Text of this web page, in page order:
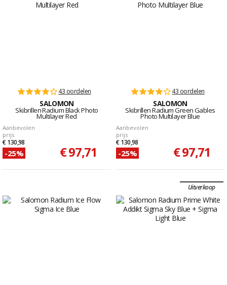
43 oordelen
SALOMON
Skibrillen Radium Black Photo
Multilayer Red
Aanbevolen
prijs
€ 130,98
-25% € 97,71
43 oordelen
SALOMON
Skibrillen Radium Green Gables
Photo Multilayer Blue
Aanbevolen
prijs
€ 130,98
-25% € 97,71
Uitverkoop